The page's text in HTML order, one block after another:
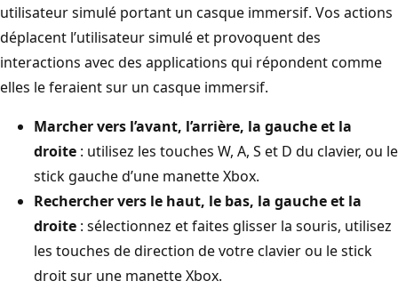
utilisateur simulé portant un casque immersif. Vos actions
déplacent l’utilisateur simulé et provoquent des
interactions avec des applications qui répondent comme
elles le feraient sur un casque immersif.
Marcher vers l’avant, l’arrière, la gauche et la
droite : utilisez les touches W, A, S et D du clavier, ou le
stick gauche d’une manette Xbox.
Rechercher vers le haut, le bas, la gauche et la
droite : sélectionnez et faites glisser la souris, utilisez
les touches de direction de votre clavier ou le stick
droit sur une manette Xbox.